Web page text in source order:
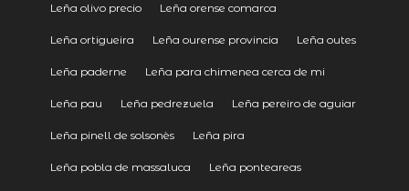
Leña olivo precio Leña orense comarca
Leña ortigueira Leña ourense provincia Leña outes
Leña paderne Leña para chimenea cerca de mi
Leña pau Leña pedrezuela Leña pereiro de aguiar
Leña pinell de solsonès Leña pira
Leña pobla de massaluca Leña ponteareas